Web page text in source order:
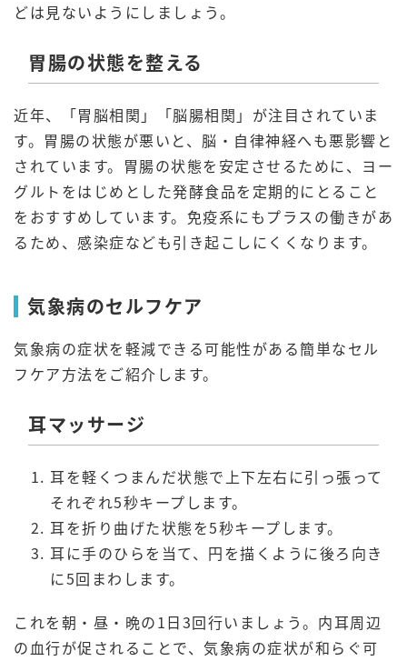
どは見ないようにしましょう。
胃腸の状態を整える
近年、「胃脳相関」「脳腸相関」が注目されていま
す。胃腸の状態が悪いと、脳・自律神経へも悪影響と
されています。胃腸の状態を安定させるために、ヨー
グルトをはじめとした発酵食品を定期的にとること
をおすすめしています。免疫系にもプラスの働きがあ
るため、感染症なども引き起こしにくくなります。
気象病のセルフケア
気象病の症状を軽減できる可能性がある簡単なセル
フケア方法をご紹介します。
耳マッサージ
耳を軽くつまんだ状態で上下左右に引っ張って
それぞれ5秒キープします。
耳を折り曲げた状態を5秒キープします。
耳に手のひらを当て、円を描くように後ろ向き
に5回まわします。
これを朝・昼・晩の1日3回行いましょう。内耳周辺
の血行が促されることで、気象病の症状が和らぐ可